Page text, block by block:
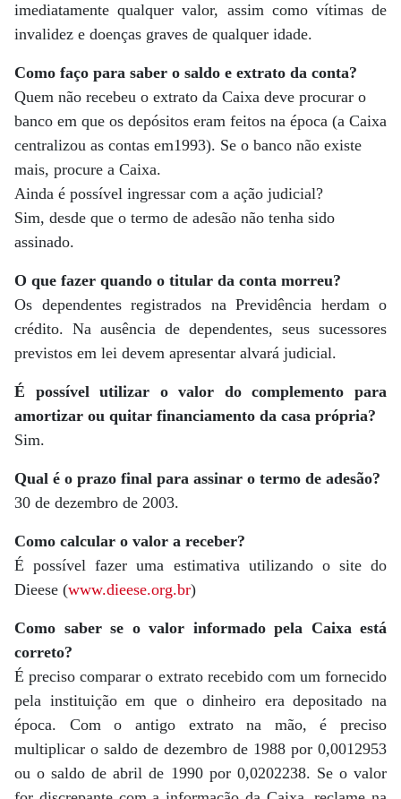
imediatamente qualquer valor, assim como vítimas de
invalidez e doenças graves de qualquer idade.
Como faço para saber o saldo e extrato da conta?
Quem não recebeu o extrato da Caixa deve procurar o
banco em que os depósitos eram feitos na época (a Caixa
centralizou as contas em1993). Se o banco não existe
mais, procure a Caixa.
Ainda é possível ingressar com a ação judicial?
Sim, desde que o termo de adesão não tenha sido
assinado.
O que fazer quando o titular da conta morreu?
Os dependentes registrados na Previdência herdam o
crédito. Na ausência de dependentes, seus sucessores
previstos em lei devem apresentar alvará judicial.
É possível utilizar o valor do complemento para
amortizar ou quitar financiamento da casa própria?
Sim.
Qual é o prazo final para assinar o termo de adesão?
30 de dezembro de 2003.
Como calcular o valor a receber?
É possível fazer uma estimativa utilizando o site do
Dieese (www.dieese.org.br)
Como saber se o valor informado pela Caixa está
correto?
É preciso comparar o extrato recebido com um fornecido
pela instituição em que o dinheiro era depositado na
época. Com o antigo extrato na mão, é preciso
multiplicar o saldo de dezembro de 1988 por 0,0012953
ou o saldo de abril de 1990 por 0,0202238. Se o valor